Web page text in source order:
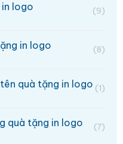
logo (9)
in logo (8)
quà tặng in logo (1)
quà tặng in logo (7)